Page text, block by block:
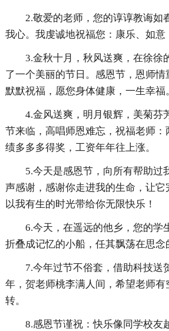
2.敬爱的老师，您的谆谆教诲如
我心。我虔诚地祝福您：康乐、如意
3.金秋十月，秋风送爽，在徐徐
了一个美丽的节日。感恩节，恩师
默默祝福，愿您身体健康，一生幸福
4.金风送爽，明月银辉，美菊芬
节来临，高唱师恩难忘，祝福老师
绩多多多得奖，工资年年往上涨。
5.今天是感恩节，向所有帮助过
声感谢，感谢你走进我的生命，让它
以我有生的时光带给你无限快乐！
6.今天，在遥远的他乡，您的学
折叠成记忆的小船，任其飘荡在思
7.今年过节不俗套，借助科技送
年，贺老师桃李满人间，希望老师有
转。
8.感恩节谨祝：快乐像同学校友